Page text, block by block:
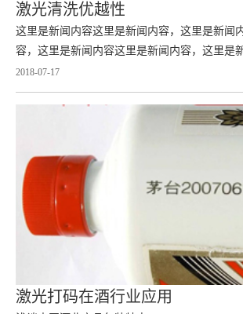
激光清洗优越性
这里是新闻内容这里是新闻内容，这里是新闻
容，这里是新闻内容这里是新闻内容，这里是
2018-07-17
激光打码在酒行业应用